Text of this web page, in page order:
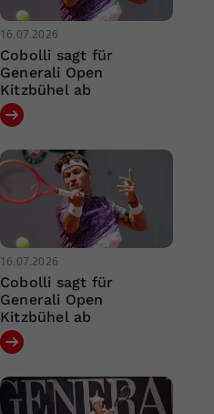
16.07.2026
Cobolli sagt für
Generali Open
Kitzbühel ab
16.07.2026
Cobolli sagt für
Generali Open
Kitzbühel ab